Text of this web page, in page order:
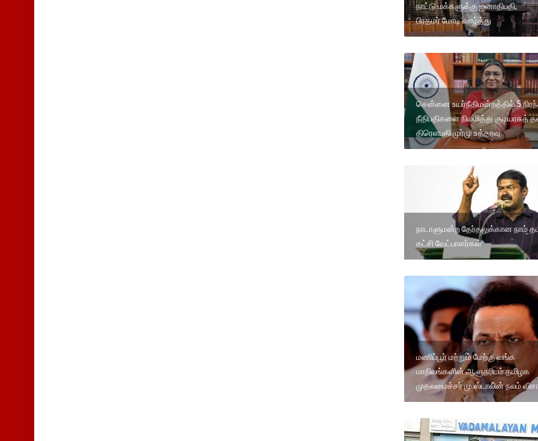
நாட்டு மக்களுக்கு ஜனாதிபதி,
பிரதமர் மோடி வாழ்த்து
சென்னை உயர்நீதிமன்றத்தில் 5
நீதிபதிகளை நியமித்து குடியரசுத்
திரெளபதி முர்மு உத்தரவு
நாடாளுமன்ற தேர்தலுக்கான நாம்
கட்சி வேட்பாளர்கள்
மணிப்பூர் மற்றும் மேற்கு வங்க
மாநிலங்களின் ஆளுநரிடம்.தமிழக
முதலமைச்சர் மு.ஸ்டாலி்ன் நலம்